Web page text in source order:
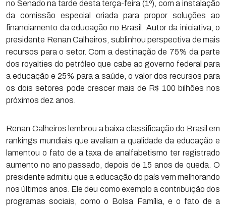
no Senado na tarde desta terça-feira (1º), com a instalação
da comissão especial criada para propor soluções ao
financiamento da educação no Brasil. Autor da iniciativa, o
presidente Renan Calheiros, sublinhou perspectiva de mais
recursos para o setor. Com a destinação de 75% da parte
dos royalties do petróleo que cabe ao governo federal para
a educação e 25% para a saúde, o valor dos recursos para
os dois setores pode crescer mais de R$ 100 bilhões nos
próximos dez anos.
Renan Calheiros lembrou a baixa classificação do Brasil em
rankings mundiais que avaliam a qualidade da educação e
lamentou o fato de a taxa de analfabetismo ter registrado
aumento no ano passado, depois de 15 anos de queda. O
presidente admitiu que a educação do país vem melhorando
nos últimos anos. Ele deu como exemplo a contribuição dos
programas sociais, como o Bolsa Família, e o fato de a